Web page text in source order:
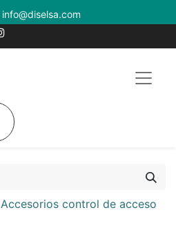
info@diselsa.com
Accesorios control de acceso